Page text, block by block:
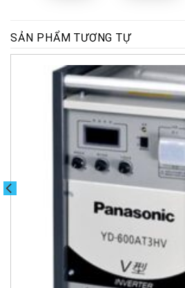
SẢN PHẨM TƯƠNG TỰ